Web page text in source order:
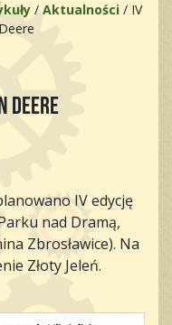
/ Aktualności / IV
Deere
IV edycję
nad Dramą,
Zbrosławice). Na
Złoty Jeleń.